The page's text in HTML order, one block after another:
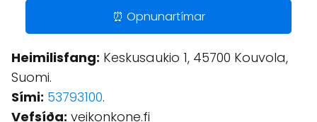
⏰ Opnunartímar
Heimilisfang: Keskusaukio 1, 45700 Kouvola,
Suomi.
Sími: 53793100.
Vefsíða: veikonkone.fi